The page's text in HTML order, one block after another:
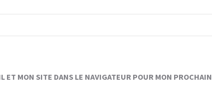
ET MON SITE DANS LE NAVIGATEUR POUR MON PROCHAIN